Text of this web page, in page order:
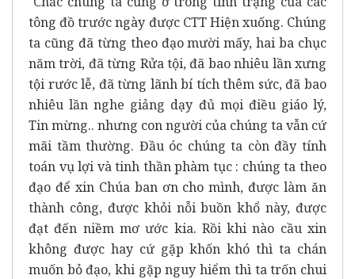
tông đồ trước ngày được CTT Hiện xuống. Chúng
ta cũng đã từng theo đạo mười mấy, hai ba chục
năm trời, đã từng Rửa tội, đã bao nhiêu lần xưng
tội rước lễ, đã từng lãnh bí tích thêm sức, đã bao
nhiêu lần nghe giảng dạy đủ mọi điều giáo lý,
Tin mừng.. nhưng con người của chúng ta vẫn cứ
mãi tầm thường. Đầu óc chúng ta còn đầy tính
toán vụ lợi và tinh thần phàm tục : chúng ta theo
đạo để xin Chúa ban ơn cho mình, được làm ăn
thành công, được khỏi nỗi buồn khổ này, được
đạt đến niềm mơ ước kia. Rồi khi nào cầu xin
không được hay cứ gặp khốn khó thì ta chán
muốn bỏ đạo, khi gặp nguy hiểm thì ta trốn chui